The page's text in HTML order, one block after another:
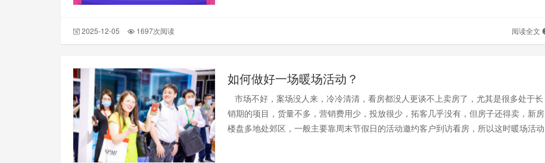
2025-12-05 1697次阅读 阅读全文
如何做好一场暖场活动？
市场不好，案场没人来，冷冷清清，看房都没人更谈不上卖房了，尤其是很多处于长
销期的项目，货量不多，营销费用少，投放很少，拓客几乎没有，但房子还得卖，新房
楼盘多地处郊区，一般主要靠周末节假日的活动邀约客户到访看房，所以这时暖场活动